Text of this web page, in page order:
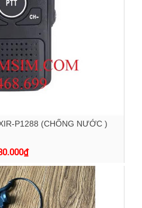
P1288 (CHỐNG NƯỚC )
₫